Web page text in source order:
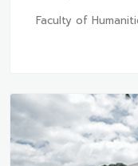
Faculty of